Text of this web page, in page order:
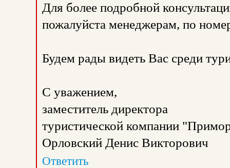
Для более подробной
пожалуйста менеджерам, по
Будем рады видеть Вас среди
С уважением,
заместитель директора
туристической компании
Орловский Денис Викторович
Ответить